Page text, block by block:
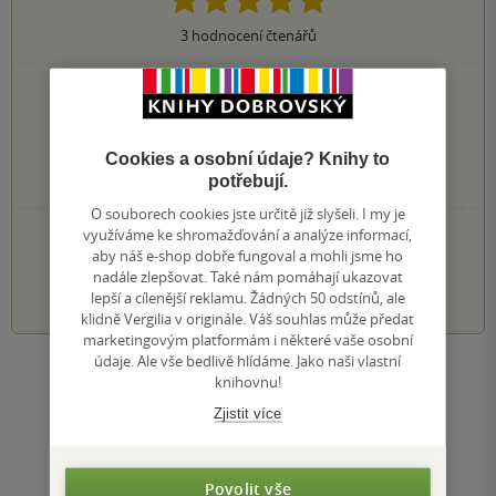
3hodnocení čtenářů
3×
5 hvězdiček
0×
4 hvězdičky
0×
2 hvězdičky
0×
1 hvezdička
PŘIDEJTE SVÉ HODNOCENÍ KNIHY
1 2 3 4 5
Zobrazit všechna hodnocení
Cookies a osobní údaje? Knihy to
potřebují.
O souborech cookies jste určitě již slyšeli. I my je
využíváme ke shromažďování a analýze informací,
aby náš e-shop dobře fungoval a mohli jsme ho
nadále zlepšovat. Také nám pomáhají ukazovat
lepší a cílenější reklamu. Žádných 50 odstínů, ale
klidně Vergilia v originále. Váš souhlas může předat
marketingovým platformám i některé vaše osobní
údaje. Ale vše bedlivě hlídáme. Jako naši vlastní
knihovnu!
Zjistit více
Povolit vše